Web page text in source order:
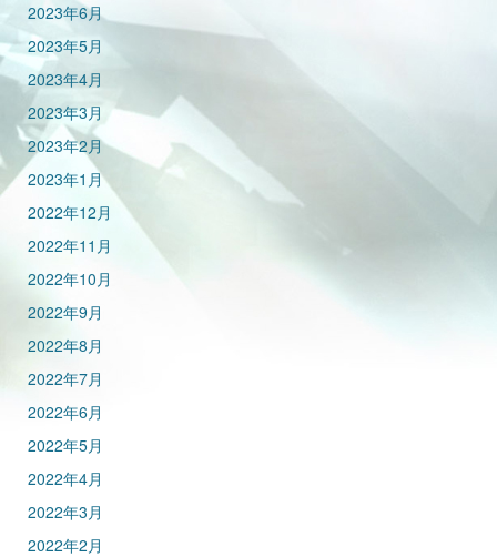
2023年6月
2023年5月
2023年4月
2023年3月
2023年2月
2023年1月
2022年12月
2022年11月
2022年10月
2022年9月
2022年8月
2022年7月
2022年6月
2022年5月
2022年4月
2022年3月
2022年2月